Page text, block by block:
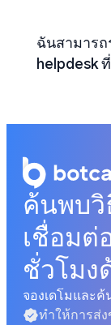
ฉันสามารถ
helpdesk
ค้นพบ
เชื่อมต่
ชั่วโมง
จองเดโมและ
ทำให้การส่